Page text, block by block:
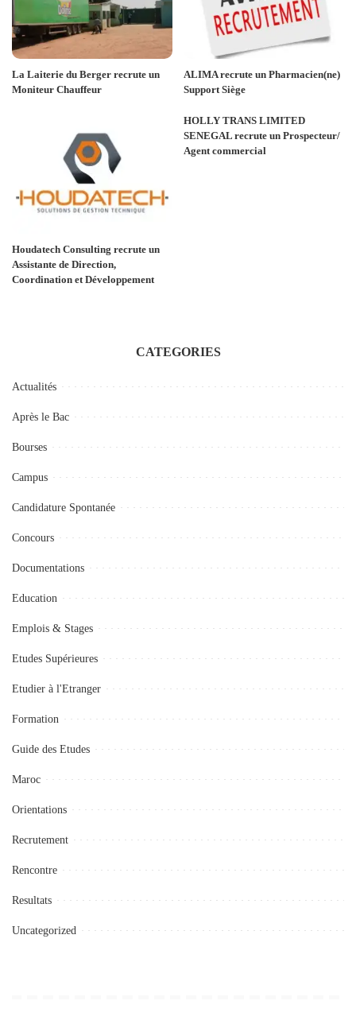
La Laiterie du Berger recrute un
Moniteur Chauffeur
ALIMA recrute un Pharmacien(ne)
Support Siège
Houdatech Consulting recrute un
Assistante de Direction,
Coordination et Développement
HOLLY TRANS LIMITED
SENEGAL recrute un Prospecteur/
Agent commercial
CATEGORIES
Actualités
Après le Bac
Bourses
Campus
Candidature Spontanée
Concours
Documentations
Education
Emplois & Stages
Etudes Supérieures
Etudier à l'Etranger
Formation
Guide des Etudes
Maroc
Orientations
Recrutement
Rencontre
Resultats
Uncategorized